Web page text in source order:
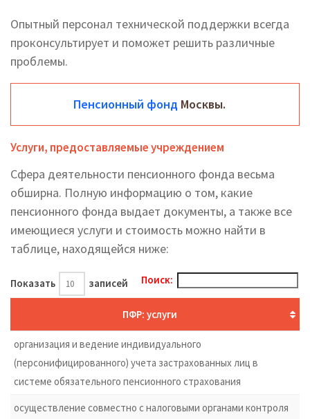
Опытный персонал технической поддержки всегда
проконсультирует и поможет решить различные
проблемы.
Пенсионный фонд Москвы.
Услуги, предоставляемые учреждением
Сфера деятельности пенсионного фонда весьма
обширна. Полную информацию о том, какие
пенсионного фонда выдает документы, а также все
имеющиеся услуги и стоимость можно найти в
таблице, находящейся ниже:
Показать записей Поиск:
ПФР: услуги
организация и ведение индивидуального
(персонифицированного) учета застрахованных лиц в
системе обязательного пенсионного страхования
осуществление совместно с налоговыми органами контроля